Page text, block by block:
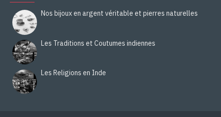
Nos bijoux en argent véritable et pierres naturelles
Les Traditions et Coutumes indiennes
Les Religions en Inde